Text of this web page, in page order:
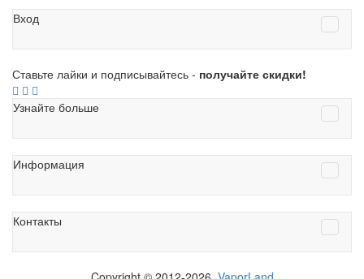
Вход
Ставьте лайки и подписывайтесь - получайте скидки!
Узнайте больше
Информация
Контакты